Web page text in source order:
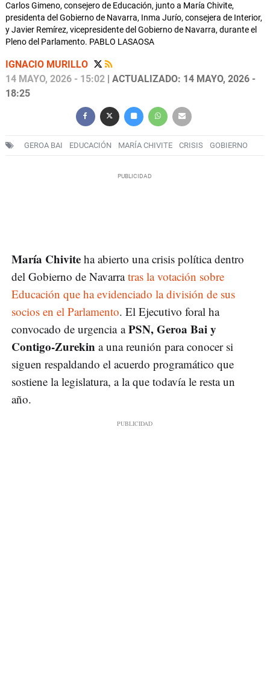
Carlos Gimeno, consejero de Educación, junto a María Chivite,
presidenta del Gobierno de Navarra, Inma Jurío, consejera de Interior,
y Javier Remírez, vicepresidente del Gobierno de Navarra, durante el
Pleno del Parlamento. PABLO LASAOSA
IGNACIO MURILLO
14 MAYO, 2026 - 15:02 | ACTUALIZADO: 14 MAYO, 2026 -
18:25
GEROA BAI EDUCACIÓN MARÍA CHIVITE CRISIS GOBIERNO
María Chivite ha abierto una crisis política dentro
del Gobierno de Navarratras la votación sobre
Educación que ha evidenciado la división de sus
socios en el Parlamento. El Ejecutivo foral ha
convocado de urgencia aPSN, Geroa Bai y
Contigo-Zurekin a una reunión para conocer si
siguen respaldando el acuerdo programático que
sostiene la legislatura, a la que todavía le resta un
año.